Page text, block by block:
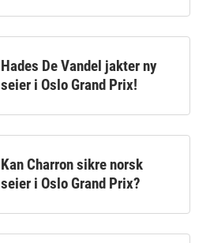
Hades De Vandel jakter ny
seier i Oslo Grand Prix!
Kan Charron sikre norsk
seier i Oslo Grand Prix?